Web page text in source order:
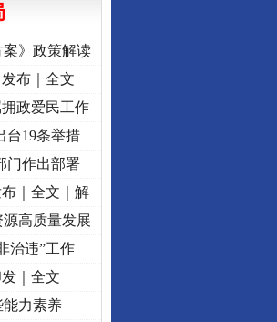
丨“转折之城”激荡..
案》政策解读
布｜全文
政爱民工作
台19条举措
门作出部署
布｜全文｜解
高质量发展
治违”工作
｜全文
能力素养